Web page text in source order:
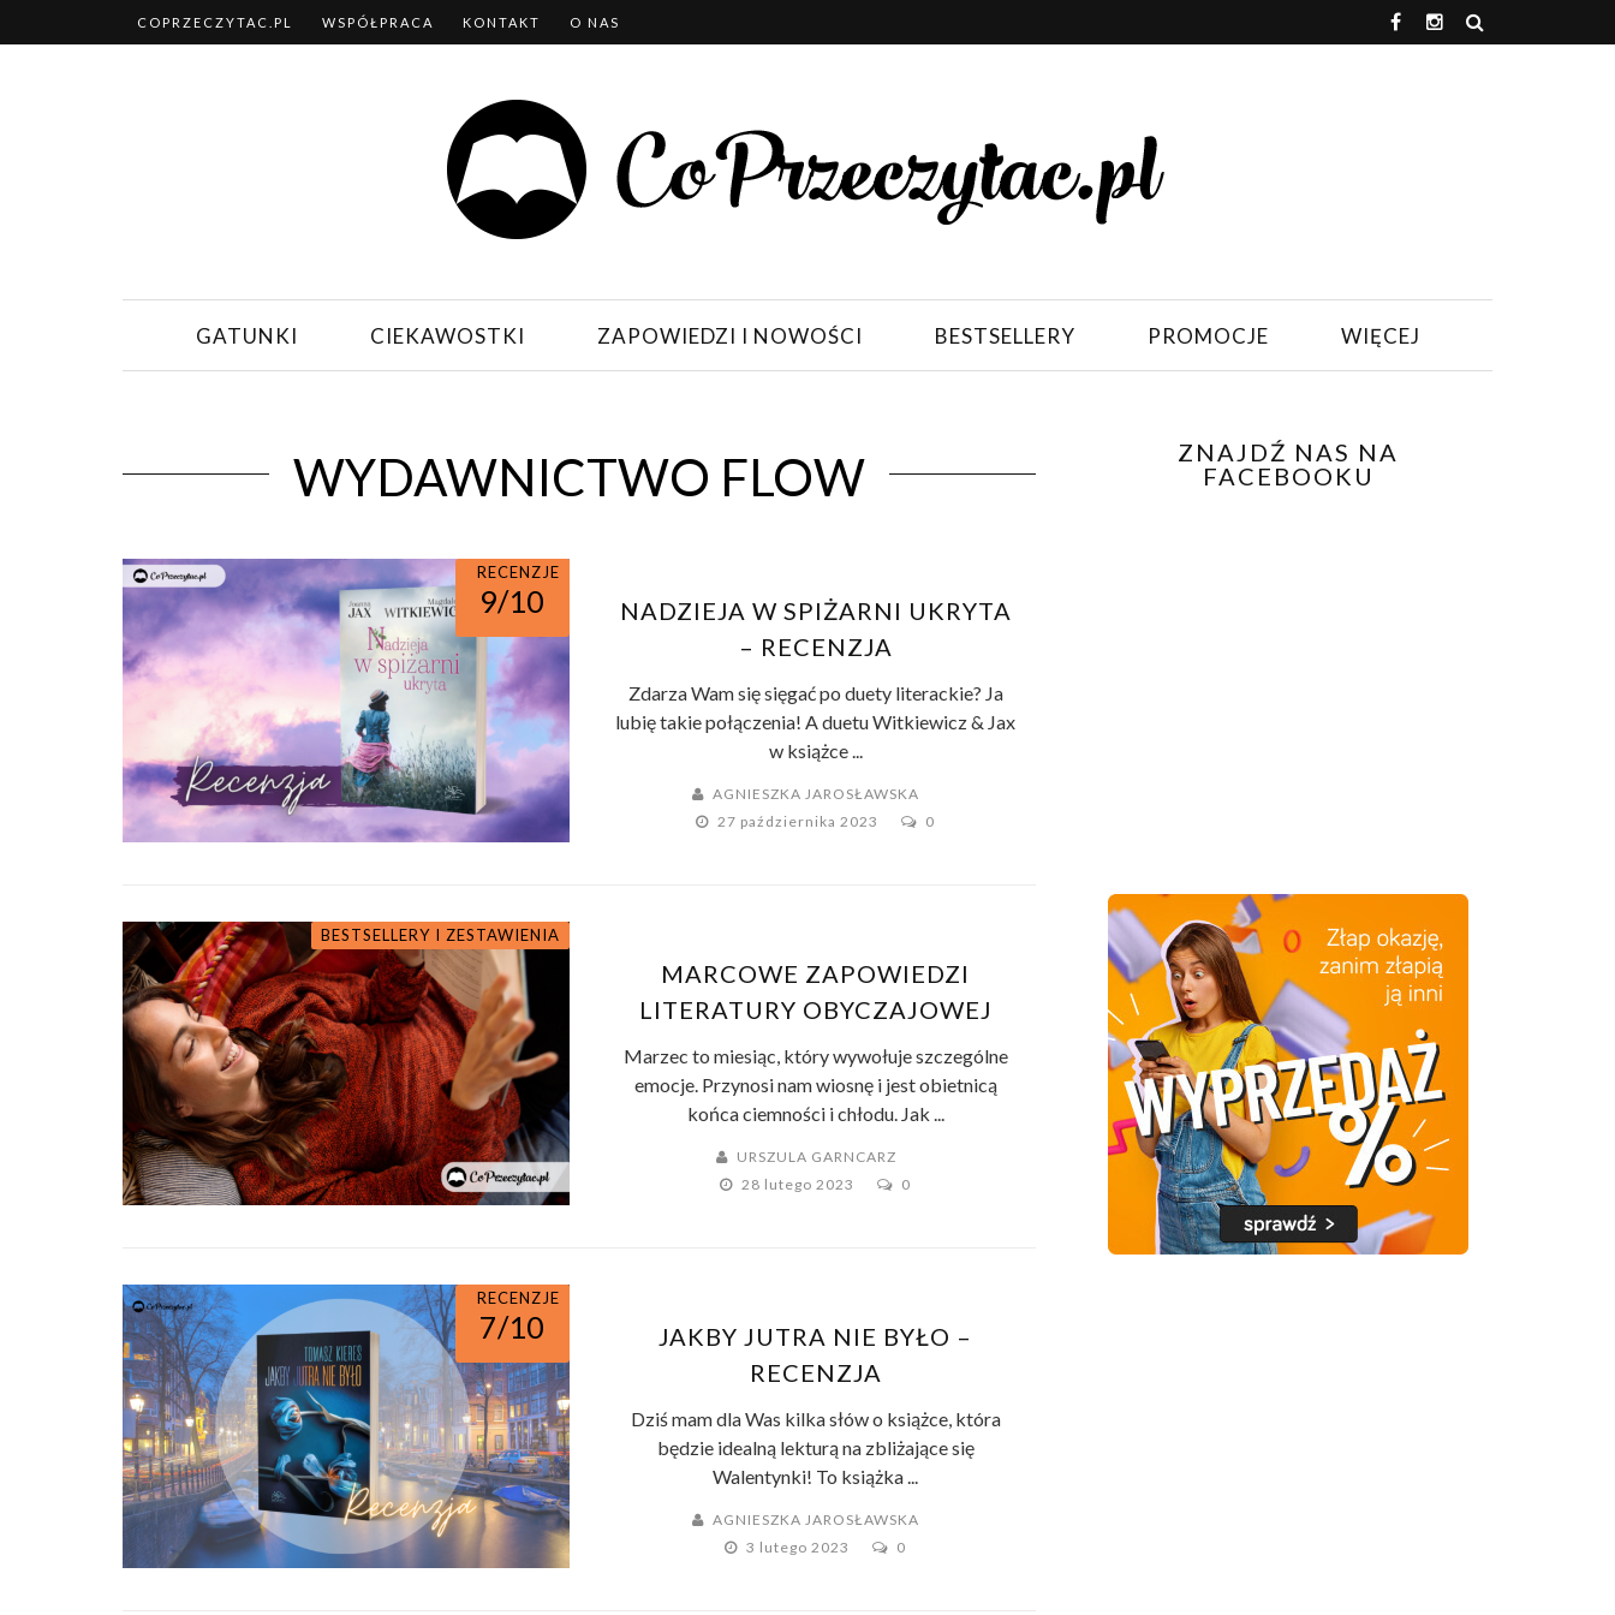
COPRZECZYTAC.PL WSPÓŁPRACA KONTAKT O NAS
GATUNKI CIEKAWOSTKI ZAPOWIEDZI I NOWOŚCI BESTSELLERY PROMOCJE WIĘCEJ
WYDAWNICTWO FLOW
RECENZJE
9/10
NADZIEJA W SPIŻARNI UKRYTA
– RECENZJA
Zdarza Wam się sięgać po duety literackie? Ja
lubię takie połączenia! A duetu Witkiewicz & Jax
w książce ...
AGNIESZKA JAROSŁAWSKA
27 października 2023
0
BESTSELLERY I ZESTAWIENIA
MARCOWE ZAPOWIEDZI
LITERATURY OBYCZAJOWEJ
Marzec to miesiąc, który wywołuje szczególne
emocje. Przynosi nam wiosnę i jest obietnicą
końca ciemności i chłodu. Jak ...
URSZULA GARNCARZ
28 lutego 2023
0
RECENZJE
7/10
JAKBY JUTRA NIE BYŁO –
RECENZJA
Dziś mam dla Was kilka słów o książce, która
będzie idealną lekturą na zbliżające się
Walentynki! To książka ...
AGNIESZKA JAROSŁAWSKA
3 lutego 2023
0
ZNAJDŹ NAS NA
FACEBOOKU